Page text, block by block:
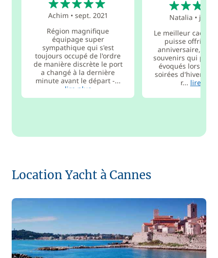
Achim •sept. 2021
Région magnifique
équipage super
sympathique qui s'est
toujours occupé de l'ordre
de manière discrète le port
a changé à la dernière
minute avant le départ -...
lire plus
Natalia • juin
Le meilleur
puisse offrir
anniversaire, ce
souvenirs qui
évoqués lors de
soirées d'hiver !
r... lire plus
Location Yacht à Cannes